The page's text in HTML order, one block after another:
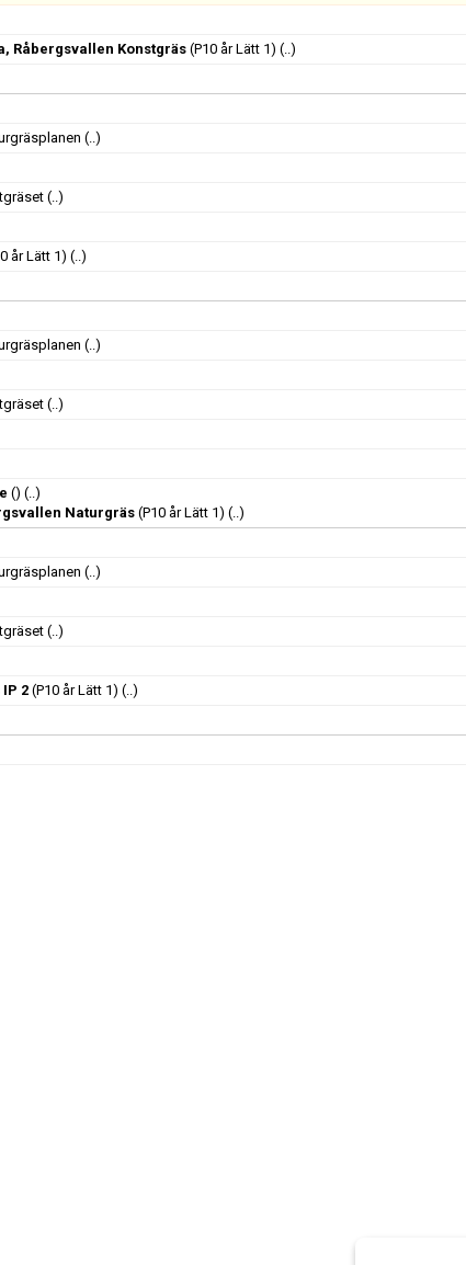
Råbergsvallen Konstgräs (P10 år Lätt 1) (..)
(..)
(..)
år Lätt 1) (..)
(..)
(..)
() (..)
Naturgräs (P10 år Lätt 1) (..)
(..)
(..)
2 (P10 år Lätt 1) (..)